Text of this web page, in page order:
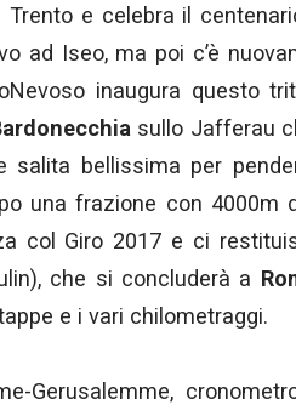
e celebra il
ad Iseo, ma poi c’è
inaugura questo
sullo Jafferau
salita bellissima per
una frazione con 4000m
col Giro 2017 e ci
che si concluderà a
e i vari chilometraggi.
Gerusalemme,